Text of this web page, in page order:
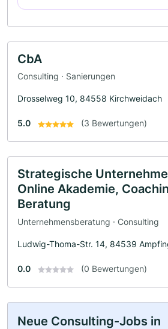
CbA
Consulting · Sanierungen
Drosselweg 10, 84558 Kirchweidach
5.0 (3 Bewertungen)
Strategische
Online Akademie,
Beratung
Unternehmensberatung · Consulting
Ludwig-Thoma-Str. 14, 84539
0.0 (0 Bewertungen)
Neue Consulting-Jobs in